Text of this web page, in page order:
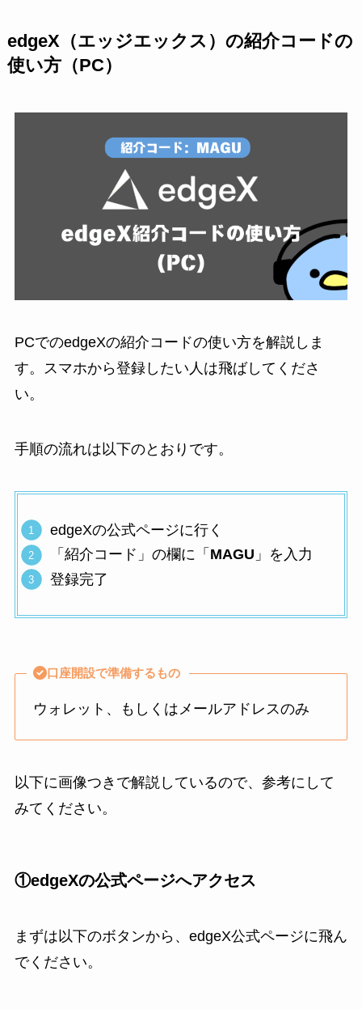
edgeX（エッジエックス）の紹介コードの
使い方（PC）
PCでのedgeXの紹介コードの使い方を解説しま
す。スマホから登録したい人は飛ばしてくださ
い。
手順の流れは以下のとおりです。
edgeXの公式ページに行く
「紹介コード」の欄に「 MAGU 」を入力
登録完了
口座開設で準備するもの
ウォレット、もしくはメールアドレスのみ
以下に画像つきで解説しているので、参考にして
みてください。
①edgeXの公式ページへアクセス
まずは以下のボタンから、edgeX公式ページに飛ん
でください。